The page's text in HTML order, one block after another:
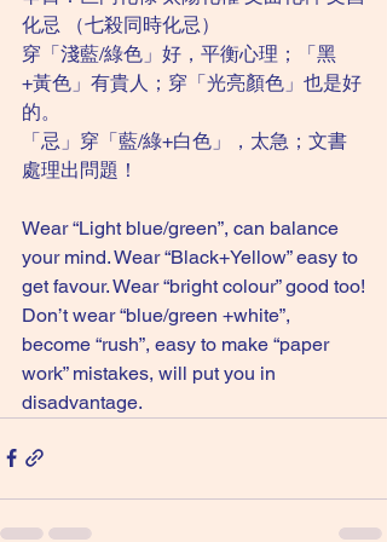
化忌 （七殺同時化忌）
穿「淺藍/綠色」好，平衡心理；「黑
+黃色」有貴人；穿「光亮顏色」也是好
的。
「忌」穿「藍/綠+白色」，太急；文書
處理出問題！
Wear “Light blue/green”, can balance
your mind. Wear “Black+Yellow” easy to
get favour. Wear “bright colour” good too!
Don’t wear “blue/green +white”,
become “rush”, easy to make “paper
work” mistakes, will put you in
disadvantage.